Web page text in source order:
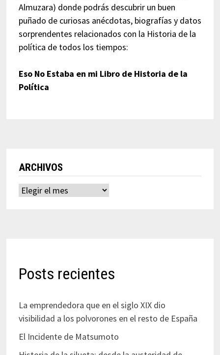
Almuzara) donde podrás descubrir un buen
puñado de curiosas anécdotas, biografías y datos
sorprendentes relacionados con la Historia de la
política de todos los tiempos:
Eso No Estaba en mi Libro de Historia de la
Política
ARCHIVOS
Archivos
Posts recientes
La emprendedora que en el siglo XIX dio
visibilidad a los polvorones en el resto de España
El Incidente de Matsumoto